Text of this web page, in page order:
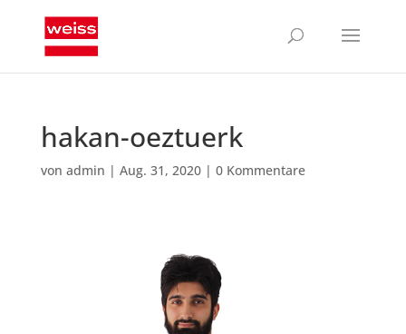
hakan-oeztuerk
von admin | Aug. 31, 2020| 0 Kommentare